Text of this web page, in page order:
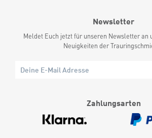
Newsletter
Meldet Euch jetzt für unseren Newsletter an
Neuigkeiten der
Zahlungsarten